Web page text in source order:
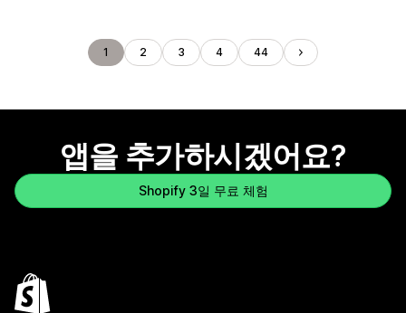
1 2 3 4 44
앱을 추가하시겠어요?
Shopify 3일 무료 체험